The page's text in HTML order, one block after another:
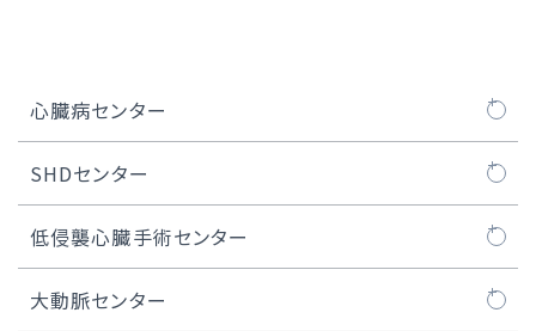
心臓病センター
心臓病センターについて
医師紹介
大動脈弁治療TAVI
SHDセンター
SHDセンターについて
SHDセンタートピックス
低侵襲心臓手術センター
MICS（低侵襲心臓手術）とは
大動脈センター